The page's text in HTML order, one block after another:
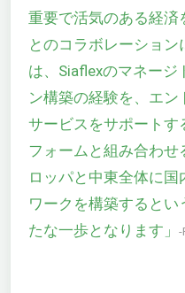
重要で活気のある経済
とのコラボレーショ
は、Siaflexのマネージ
ン構築の経験を、エ
サービスをサポートす
フォームと組み合わ
ロッパと中東全体に国
ワークを構築すると
たな一歩となります」
-